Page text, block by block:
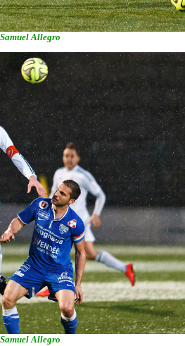
Samuel Allegro
Samuel Allegro